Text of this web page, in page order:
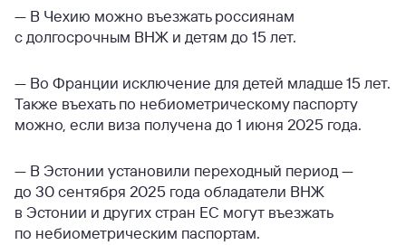
— В Чехию можно въезжать россиянам
с долгосрочным ВНЖ и детям до 15 лет.
— Во Франции исключение для детей младше 15 лет.
Также въехать по небиометрическому паспорту
можно, если виза получена до 1 июня 2025 года.
— В Эстонии установили переходный период —
до 30 сентября 2025 года обладатели ВНЖ
в Эстонии и других стран ЕС могут въезжать
по небиометрическим паспортам.